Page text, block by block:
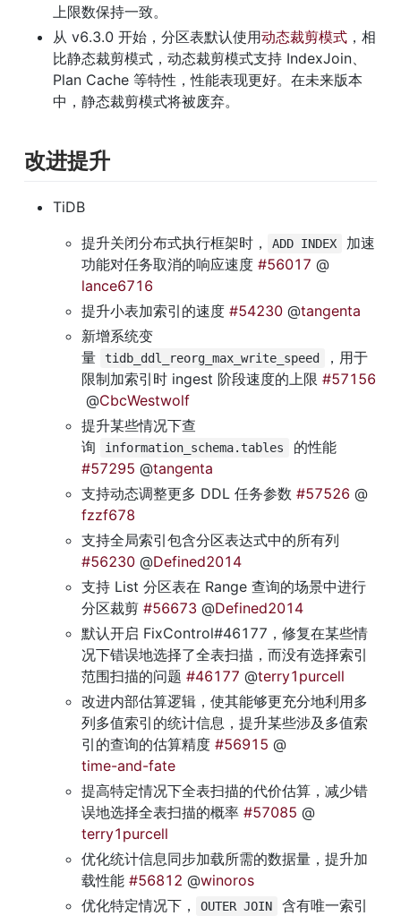
上限数保持一致。
从 v6.3.0 开始，分区表默认使用动态裁剪模式 ，相
比静态裁剪模式，动态裁剪模式支持 IndexJoin、
Plan Cache 等特性，性能表现更好。在未来版本
中，静态裁剪模式将被废弃。
改进提升
TiDB
提升关闭分布式执行框架时，
ADD INDEX
加速
功能对任务取消的响应速度 #56017 @
lance6716
提升小表加索引的速度 #54230 @tangenta
新增系统变
量
tidb_ddl_reorg_max_write_speed
，用于
限制加索引时 ingest 阶段速度的上限 #57156
@CbcWestwolf
提升某些情况下查
询
information_schema.tables
的性能
#57295 @tangenta
支持动态调整更多 DDL 任务参数 #57526 @
fzzf678
支持全局索引包含分区表达式中的所有列
#56230 @Defined2014
支持 List 分区表在 Range 查询的场景中进行
分区裁剪 #56673 @Defined2014
默认开启 FixControl#46177，修复在某些情
况下错误地选择了全表扫描，而没有选择索引
范围扫描的问题 #46177 @terry1purcell
改进内部估算逻辑，使其能够更充分地利用多
列多值索引的统计信息，提升某些涉及多值索
引的查询的估算精度 #56915 @
time-and-fate
提高特定情况下全表扫描的代价估算，减少错
误地选择全表扫描的概率 #57085 @
terry1purcell
优化统计信息同步加载所需的数据量，提升加
载性能 #56812 @winoros
优化特定情况下，
OUTER JOIN
含有唯一索引